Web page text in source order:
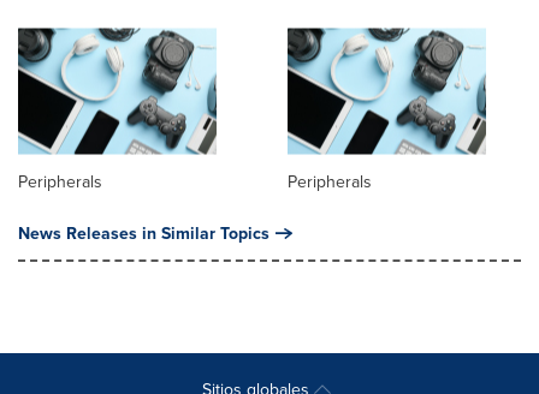
Peripherals Peripherals
News Releases in Similar Topics